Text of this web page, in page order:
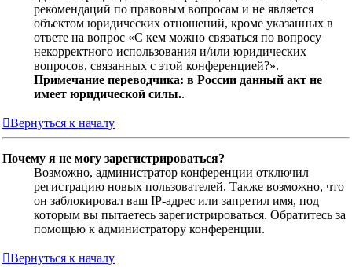
рекомендаций по правовым вопросам и не является
объектом юридических отношений, кроме указанных в
ответе на вопрос «С кем можно связаться по вопросу
некорректного использования и/или юридических
вопросов, связанных с этой конференцией?».
Примечание переводчика: в России данный акт не
имеет юридической силы..
Вернуться к началу
Почему я не могу зарегистрироваться?
Возможно, администратор конференции отключил
регистрацию новых пользователей. Также возможно, что
он заблокировал ваш IP-адрес или запретил имя, под
которым вы пытаетесь зарегистрироваться. Обратитесь за
помощью к администратору конференции.
Вернуться к началу